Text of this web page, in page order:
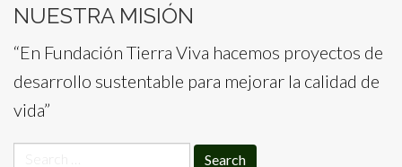
NUESTRA MISIÓN
“En Fundación Tierra Viva hacemos proyectos de
desarrollo sustentable para mejorar la calidad de
vida”